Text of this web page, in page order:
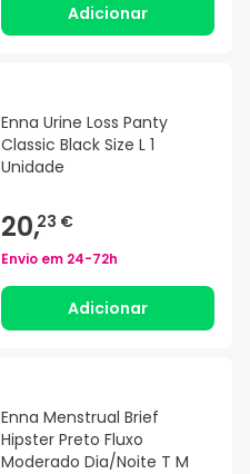
Adicionar
Enna Urine Loss Panty
Classic Black Size L 1
Unidade
20,23 €
Envio em 24-72h
Adicionar
Enna Menstrual Brief
Hipster Preto Fluxo
Moderado Dia/Noite T M